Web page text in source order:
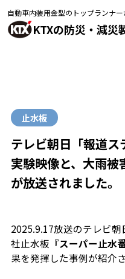
自動車内装用金型のトップランナー
KTXの防災・減災
止水板
テレビ朝日「報道
実験映像と、大雨
が放送されました。
2025.9.17放送のテレビ
社止水板 『スーパー止水
果を発揮した事例が紹介